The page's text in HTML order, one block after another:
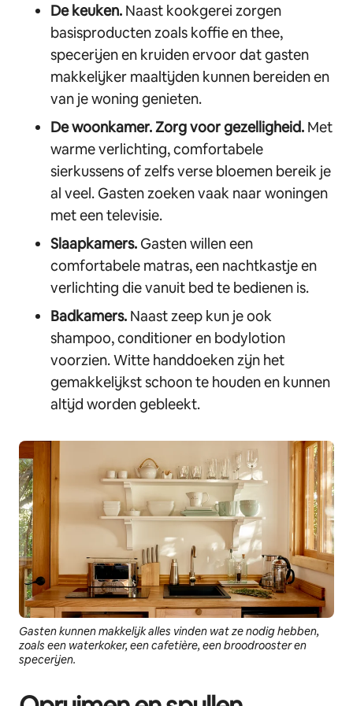
De keuken. Naast kookgerei zorgen
basisproducten zoals koffie en thee,
specerijen en kruiden ervoor dat gasten
makkelijker maaltijden kunnen bereiden en
van je woning genieten.
De woonkamer. Zorg voor gezelligheid. Met
warme verlichting, comfortabele
sierkussens of zelfs verse bloemen bereik je
al veel. Gasten zoeken vaak naar woningen
met een televisie.
Slaapkamers. Gasten willen een
comfortabele matras, een nachtkastje en
verlichting die vanuit bed te bedienen is.
Badkamers. Naast zeep kun je ook
shampoo, conditioner en bodylotion
voorzien. Witte handdoeken zijn het
gemakkelijkst schoon te houden en kunnen
altijd worden gebleekt.
Gasten kunnen makkelijk alles vinden wat ze nodig hebben,
zoals een waterkoker, een cafetière, een broodrooster en
specerijen.